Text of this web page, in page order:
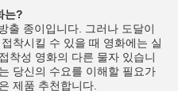
는?
출 종이입니다. 그러나 도달이
착시킬 수 있을 때 영화에는 실
착성 영화의 다른 물자 있습니
당신의 수요를 이해할 필요가
제품 추천합니다.